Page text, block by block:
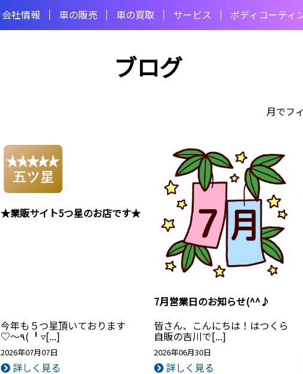
会社情報 ⾞の販売 ⾞の買取 サービス ボディコーティ
ブログ
月でフ
★業販サイト5つ星のお店です★
今年も５つ星頂いております
♡〜٩( ╹▿[...]
2026年07月07日
詳しく見る
7月営業日のお知らせ(^^♪
皆さん、こんにちは！はつくら
自販の吉川で[...]
2026年06月30日
詳しく見る